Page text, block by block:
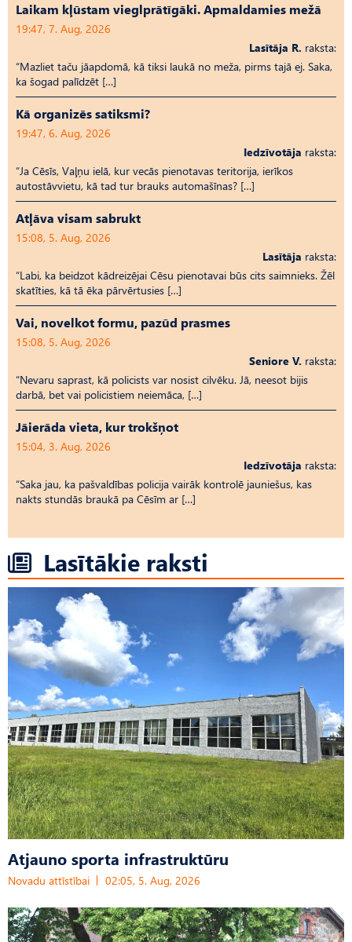
Laikam kļūstam vieglprātīgāki. Apmaldamies mežā
19:47, 7. Aug, 2026
Lasītāja R. raksta:
“Mazliet taču jāapdomā, kā tiksi laukā no meža, pirms tajā ej. Saka,
ka šogad palīdzēt […]
Kā organizēs satiksmi?
19:47, 6. Aug, 2026
Iedzīvotāja raksta:
“Ja Cēsīs, Vaļņu ielā, kur vecās pienotavas teritorija, ierīkos
autostāvvietu, kā tad tur brauks automašīnas? […]
Atļāva visam sabrukt
15:08, 5. Aug, 2026
Lasītāja raksta:
“Labi, ka beidzot kādreizējai Cēsu pienotavai būs cits saimnieks. Žēl
skatīties, kā tā ēka pārvērtusies […]
Vai, novelkot formu, pazūd prasmes
15:08, 5. Aug, 2026
Seniore V. raksta:
“Nevaru saprast, kā policists var nosist cilvēku. Jā, neesot bijis
darbā, bet vai policistiem neiemāca, […]
Jāierāda vieta, kur trokšņot
15:04, 3. Aug, 2026
Iedzīvotāja raksta:
“Saka jau, ka pašvaldības policija vairāk kontrolē jauniešus, kas
nakts stundās braukā pa Cēsīm ar […]
Lasītākie raksti
Atjauno sporta infrastruktūru
Novadu attīstībai 02:05, 5. Aug, 2026